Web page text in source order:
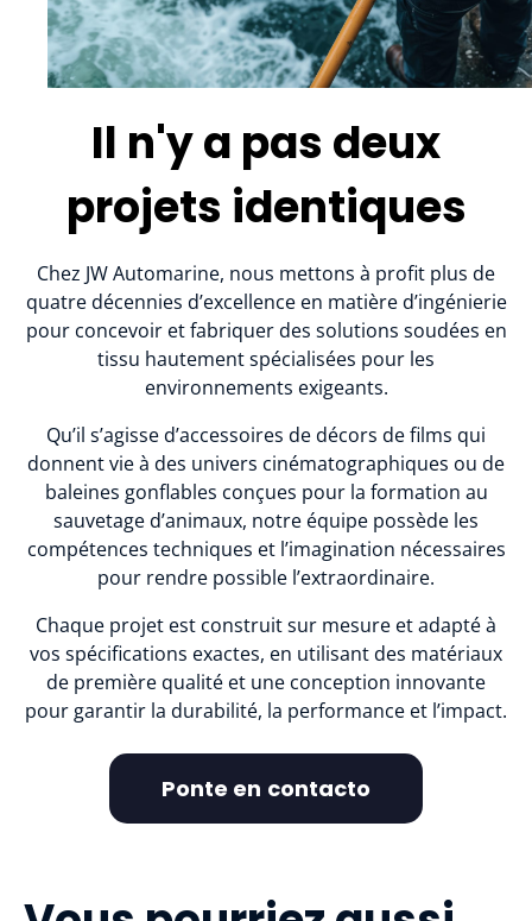
Il n'y a pas deux
projets identiques
Chez JW Automarine, nous mettons à profit plus de
quatre décennies d’excellence en matière d’ingénierie
pour concevoir et fabriquer des solutions soudées en
tissu hautement spécialisées pour les
environnements exigeants.
Qu’il s’agisse d’accessoires de décors de films qui
donnent vie à des univers cinématographiques ou de
baleines gonflables conçues pour la formation au
sauvetage d’animaux, notre équipe possède les
compétences techniques et l’imagination nécessaires
pour rendre possible l’extraordinaire.
Chaque projet est construit sur mesure et adapté à
vos spécifications exactes, en utilisant des matériaux
de première qualité et une conception innovante
pour garantir la durabilité, la performance et l’impact.
Ponte en contacto